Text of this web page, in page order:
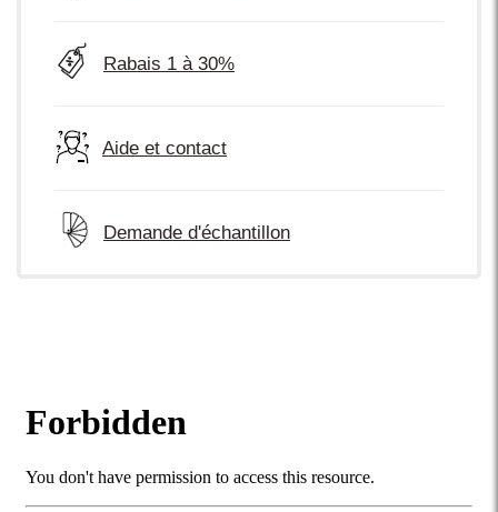
Rabais 1 à 30%
Aide et contact
Demande d'échantillon